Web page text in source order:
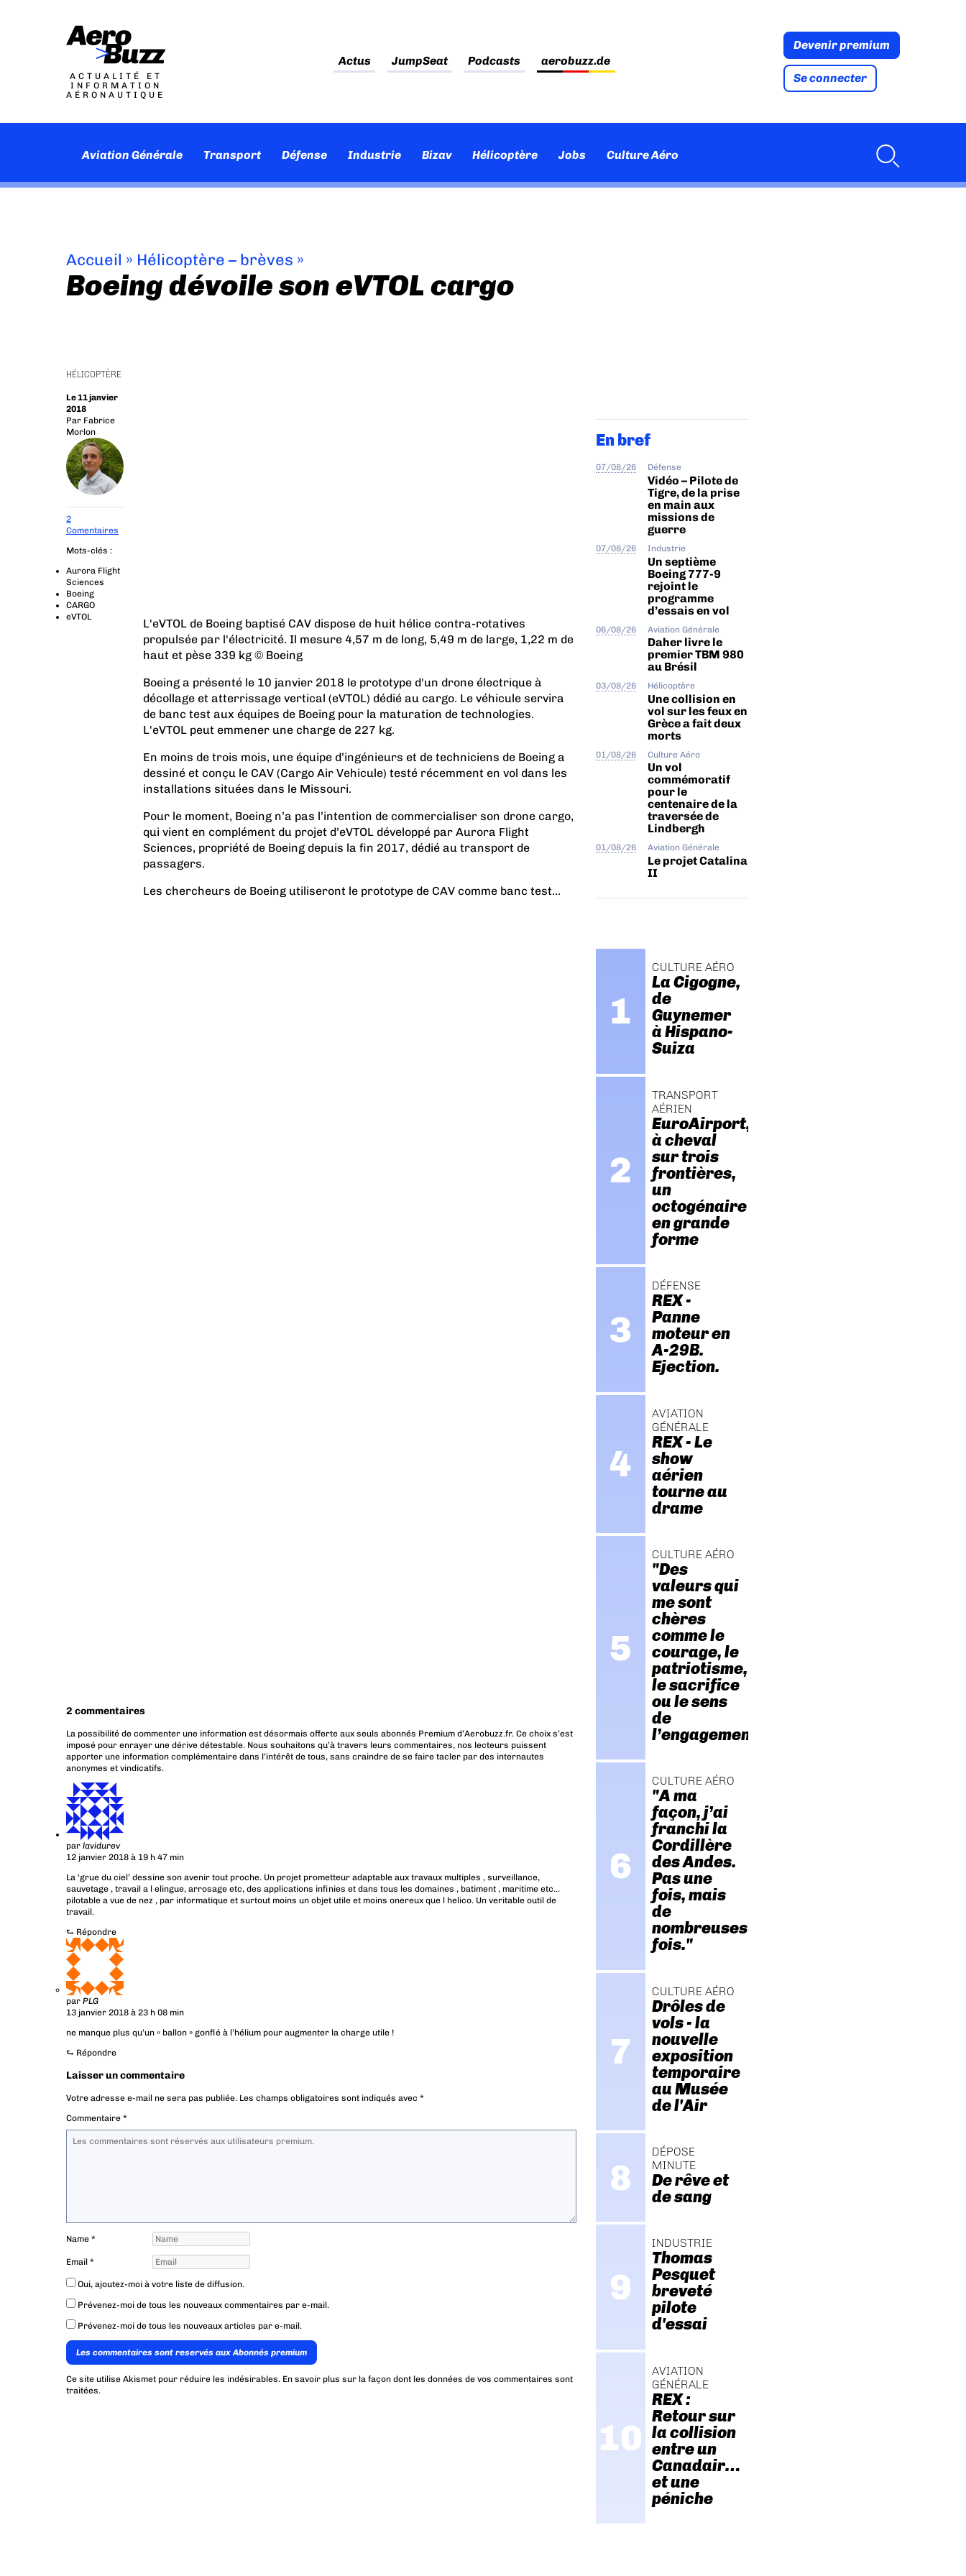
ACTUALITÉ ET
INFORMATION
AÉRONAUTIQUE
Actus JumpSeat Podcasts aerobuzz.de
Devenir premium
Se connecter
Aviation Générale Transport Défense Industrie Bizav Hélicoptère Jobs Culture Aéro
Accueil » Hélicoptère – brèves »
Boeing dévoile son eVTOL cargo
HÉLICOPTÈRE
Le 11 janvier
2018
Par Fabrice
Morlon
2
Comentaires
Mots-clés :
Aurora Flight
Sciences
Boeing
CARGO
eVTOL
L'eVTOL de Boeing baptisé CAV dispose de huit hélice contra-rotatives
propulsée par l'électricité. Il mesure 4,57 m de long, 5,49 m de large, 1,22 m de
haut et pèse 339 kg © Boeing
Boeing a présenté le 10 janvier 2018 le prototype d'un drone électrique à
décollage et atterrissage vertical (eVTOL) dédié au cargo. Le véhicule servira
de banc test aux équipes de Boeing pour la maturation de technologies.
L'eVTOL peut emmener une charge de 227 kg.
En moins de trois mois, une équipe d’ingénieurs et de techniciens de Boeing a
dessiné et conçu le CAV (Cargo Air Vehicule) testé récemment en vol dans les
installations situées dans le Missouri.
Pour le moment, Boeing n’a pas l’intention de commercialiser son drone cargo,
qui vient en complément du projet d’eVTOL développé par Aurora Flight
Sciences, propriété de Boeing depuis la fin 2017, dédié au transport de
passagers.
Les chercheurs de Boeing utiliseront le prototype de CAV comme banc test...
2 commentaires
La possibilité de commenter une information est désormais offerte aux seuls abonnés Premium d’Aerobuzz.fr. Ce choix s’est
imposé pour enrayer une dérive détestable. Nous souhaitons qu’à travers leurs commentaires, nos lecteurs puissent
apporter une information complémentaire dans l’intérêt de tous, sans craindre de se faire tacler par des internautes
anonymes et vindicatifs.
par lavidurev
12 janvier 2018 à 19 h 47 min
La ‘grue du ciel’ dessine son avenir tout proche. Un projet prometteur adaptable aux travaux multiples , surveillance,
sauvetage , travail a l elingue, arrosage etc, des applications infinies et dans tous les domaines , batiment , maritime etc…
pilotable a vue de nez , par informatique et surtout moins un objet utile et moins onereux que l helico. Un veritable outil de
travail.
⮑ Répondre
par PLG
13 janvier 2018 à 23 h 08 min
ne manque plus qu’un « ballon » gonflé à l’hélium pour augmenter la charge utile !
⮑ Répondre
Laisser un commentaire
Votre adresse e-mail ne sera pas publiée. Les champs obligatoires sont indiqués avec *
Commentaire *
Name *
Email *
Oui, ajoutez-moi à votre liste de diffusion.
Prévenez-moi de tous les nouveaux commentaires par e-mail.
Prévenez-moi de tous les nouveaux articles par e-mail.
Les commentaires sont reservés aux Abonnés premium
Ce site utilise Akismet pour réduire les indésirables. En savoir plus sur la façon dont les données de vos commentaires sont
traitées.
En bref
07/08/26 Défense
Vidéo – Pilote de
Tigre, de la prise
en main aux
missions de
guerre
07/08/26 Industrie
Un septième
Boeing 777-9
rejoint le
programme
d’essais en vol
06/08/26 Aviation Générale
Daher livre le
premier TBM 980
au Brésil
03/08/26 Hélicoptère
Une collision en
vol sur les feux en
Grèce a fait deux
morts
01/08/26 Culture Aéro
Un vol
commémoratif
pour le
centenaire de la
traversée de
Lindbergh
01/08/26 Aviation Générale
Le projet Catalina
II
CULTURE AÉRO
La Cigogne,
de
Guynemer
à Hispano-
Suiza
TRANSPORT
AÉRIEN
EuroAirport,
à cheval
sur trois
frontières,
un
octogénaire
en grande
forme
DÉFENSE
REX -
Panne
moteur en
A-29B.
Ejection.
AVIATION
GÉNÉRALE
REX - Le
show
aérien
tourne au
drame
CULTURE AÉRO
"Des
valeurs qui
me sont
chères
comme le
courage, le
patriotisme,
le sacrifice
ou le sens
de
l’engagement."
CULTURE AÉRO
"A ma
façon, j’ai
franchi la
Cordillère
des Andes.
Pas une
fois, mais
de
nombreuses
fois."
CULTURE AÉRO
Drôles de
vols - la
nouvelle
exposition
temporaire
au Musée
de l'Air
DÉPOSE
MINUTE
De rêve et
de sang
INDUSTRIE
Thomas
Pesquet
breveté
pilote
d'essai
AVIATION
GÉNÉRALE
REX :
Retour sur
la collision
entre un
Canadair…
et une
péniche